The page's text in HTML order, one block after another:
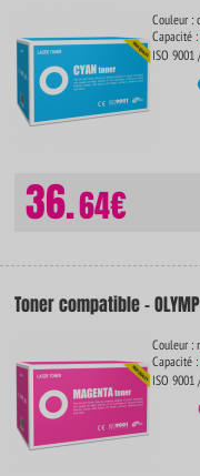
Couleur :
Capacité
ISO 9001
36.64€
Toner compatible -
Couleur :
Capacité
ISO 9001